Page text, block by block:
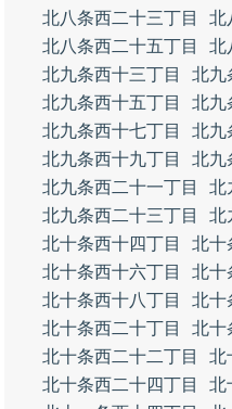
北八条西二十三丁目
北
北八条西二十五丁目
北
北九条西十三丁目
北九
北九条西十五丁目
北九
北九条西十七丁目
北九
北九条西十九丁目
北九
北九条西二十一丁目
北
北九条西二十三丁目
北
北十条西十四丁目
北十
北十条西十六丁目
北十
北十条西十八丁目
北十
北十条西二十丁目
北十
北十条西二十二丁目
北
北十条西二十四丁目
北